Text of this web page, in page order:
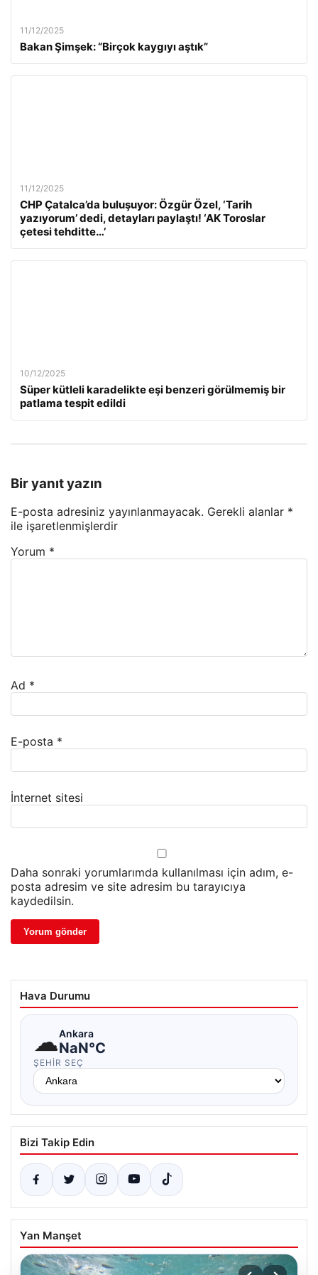
11/12/2025
Bakan Şimşek: “Birçok kaygıyı aştık”
11/12/2025
CHP Çatalca’da buluşuyor: Özgür Özel, ‘Tarih
yazıyorum’ dedi, detayları paylaştı! ‘AK Toroslar
çetesi tehditte…’
10/12/2025
Süper kütleli karadelikte eşi benzeri görülmemiş bir
patlama tespit edildi
Bir yanıt yazın
E-posta adresiniz yayınlanmayacak. Gerekli alanlar *
ile işaretlenmişlerdir
Yorum *
Ad *
E-posta *
İnternet sitesi
Daha sonraki yorumlarımda kullanılması için adım, e-
posta adresim ve site adresim bu tarayıcıya
kaydedilsin.
Hava Durumu
☁Ankara
NaN°C
ŞEHIR SEÇ
Bizi Takip Edin
Yan Manşet